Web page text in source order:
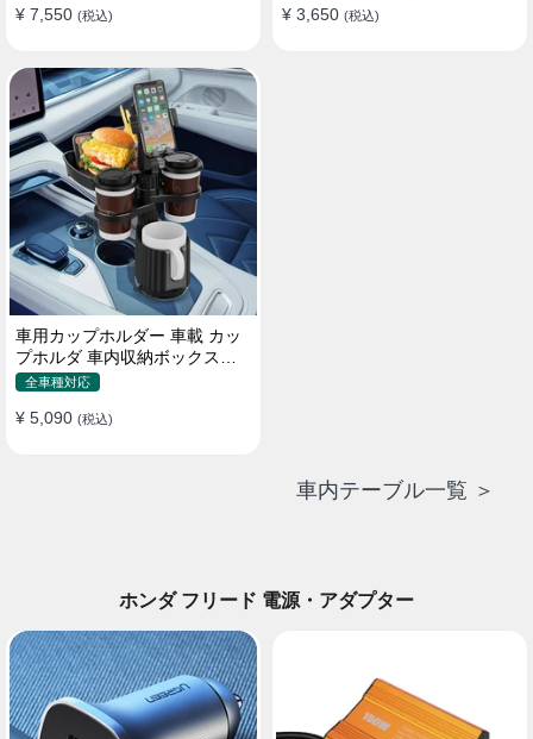
¥ 7,550 (税込) ¥ 3,650 (税込)
車用カップホルダー 車載 カッ
プホルダ 車内収納ボックス車
載テーブル スマホ置き 調整可
止め 小物置き 多機能 使い勝手
全車種対応
¥ 5,090 (税込)
車内テーブル一覧 ＞
ホンダ フリード 電源・アダプター